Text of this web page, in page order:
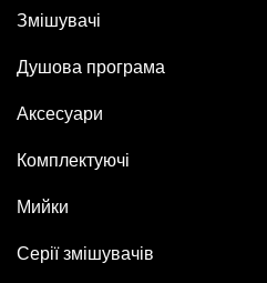
Змішувачі
Душова програма
Аксесуари
Комплектуючі
Мийки
Серії змішувачів